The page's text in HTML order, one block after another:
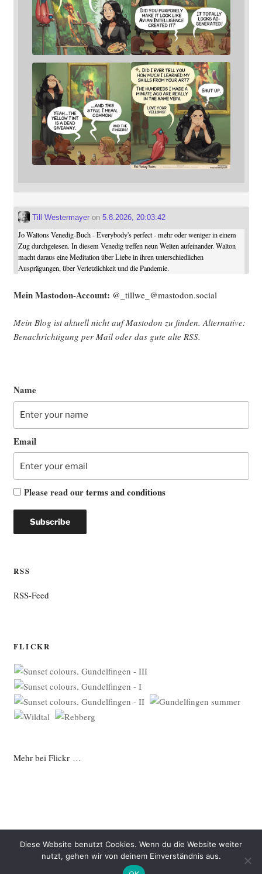
Till Westermayeron 5.8.2026, 20:03:42
Jo Waltons Venedig-Buch - Everybody's perfect - mehr oder weniger in einem
Zug durchgelesen. In diesem Venedig treffen neun Welten aufeinander. Walton
macht daraus eine Meditation über Liebe in ihren unterschiedlichen
Ausprägungen, über Verletzlichkeit und die Pandemie.
Mein Mast­o­don-Account: @_tillwe_@mastodon.social
Mein Blog ist aktu­ell nicht auf Mast­o­don zu fin­den. Alter­na­ti­ve:
Benach­rich­ti­gung per Mail oder das gute alte RSS.
Name
Email
Please read ourterms and conditions
RSS
RSS-Feed
FLICKR
Mehr bei Flickr …
Datenschutzerklärung Mit Stolz präsentiert von WordPress
Diese Website benutzt Cookies. Wenn du die Website weiter
nutzt, gehen wir von deinem Einverständnis aus.